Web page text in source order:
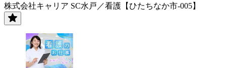
株式会社キャリア SC水戸／看護【ひたちなか市-005】